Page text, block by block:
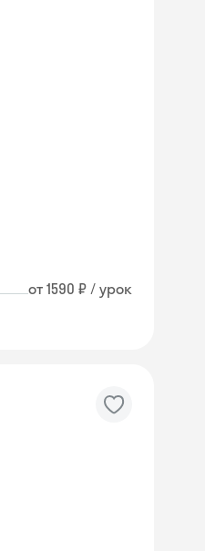
от 1590 ₽ / урок